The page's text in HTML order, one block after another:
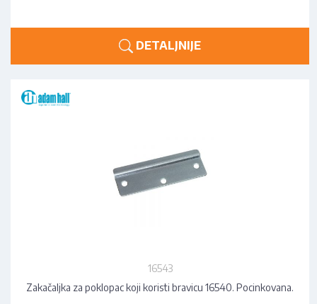
DETALJNIJE
16543
Zakačaljka za poklopac koji koristi bravicu 16540. Pocinkovana.